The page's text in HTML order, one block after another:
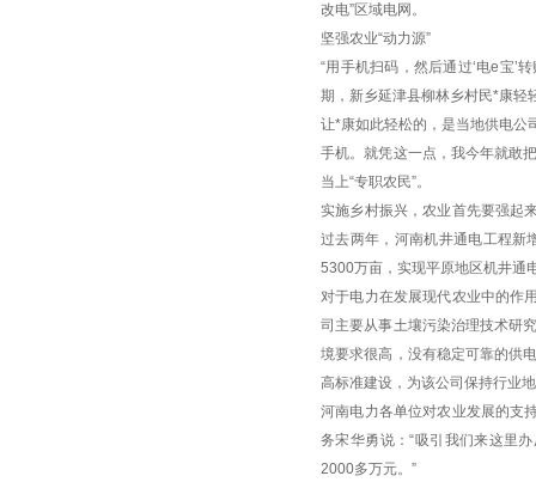
改电”区域电网。
坚强农业“动力源”
“用手机扫码，然后通过‘电e宝’
期，新乡延津县柳林乡村民*康轻
让*康如此轻松的，是当地供电公
手机。就凭这一点，我今年就敢
当上“专职农民”。
实施乡村振兴，农业首先要强起
过去两年，河南机井通电工程新
5300万亩，实现平原地区机井通
对于电力在发展现代农业中的作
司主要从事土壤污染治理技术研
境要求很高，没有稳定可靠的供
高标准建设，为该公司保持行业
河南电力各单位对农业发展的支
务宋华勇说：“吸引我们来这里
2000多万元。”